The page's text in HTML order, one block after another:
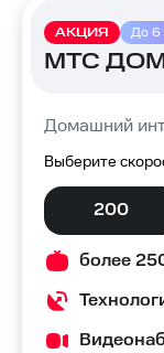
АКЦИЯ До 6
МТС
Домашний
Выберите
200
более